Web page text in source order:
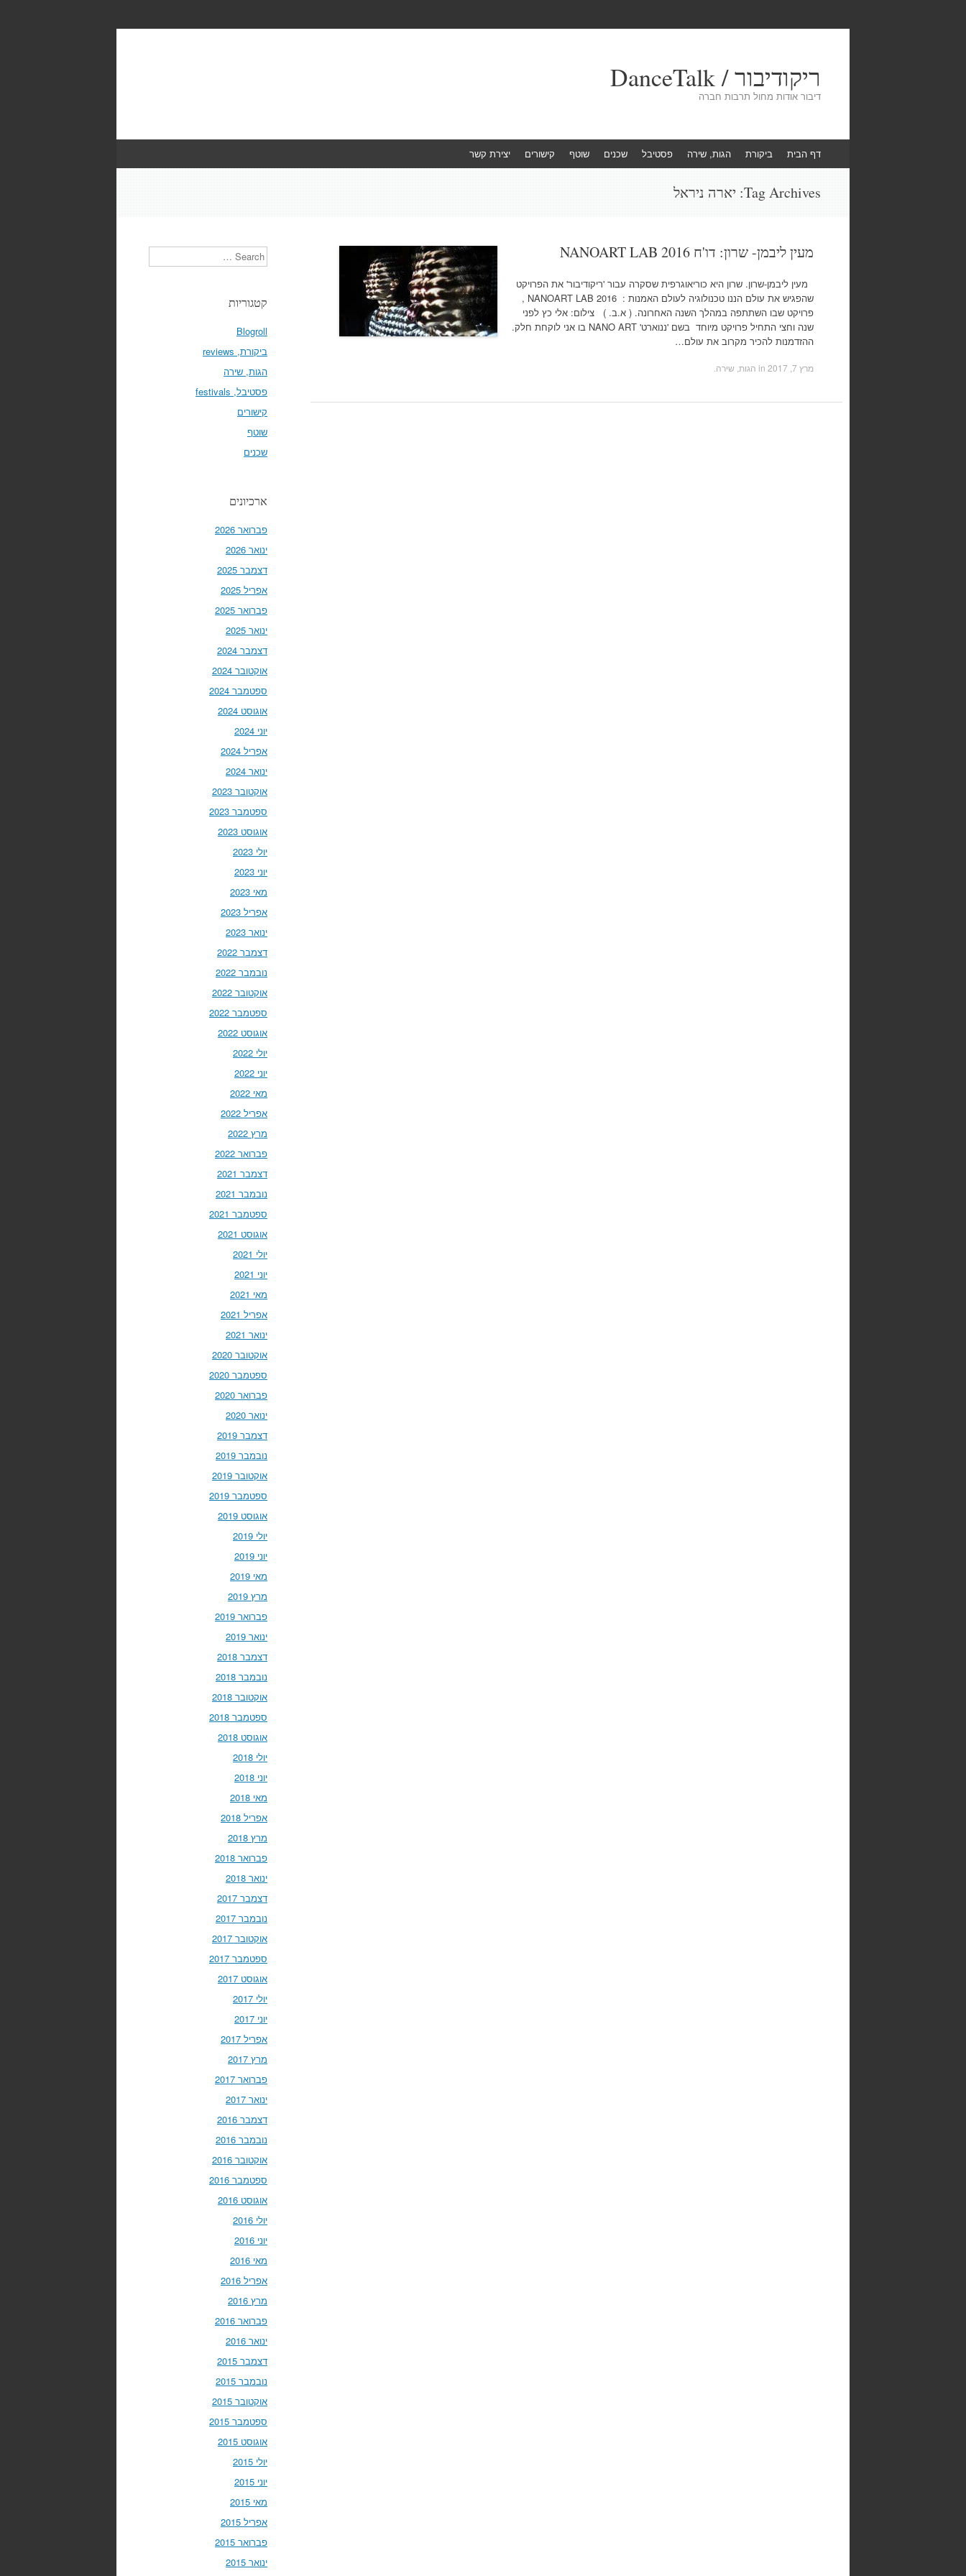
ריקודיבור / DanceTalk
דיבור אודות מחול תרבות חברה
to
דף הבית ביקורת הגות, שירה פסטיבל שכנים שוטף קישורים יצירת קשר
Tag Archives: יארה ניראל
מעין ליבמן- שרון: דו'ח NANOART LAB 2016
מעין ליבמן-שרון. שרון היא כוריאוגרפית שסקרה עבור 'ריקודיבור' את הפרויקט
שהפגיש את עולם הננו טכנולוגיה לעולם האמנות : NANOART LAB 2016 ,
פרויקט שבו השתתפה במהלך השנה האחרונה. ( א.ב. ) צילום: אלי כץ לפני
שנה וחצי התחיל פרויקט מיוחד בשם 'ננוארט' NANO ART בו אני לוקחת חלק.
ההזדמנות להכיר מקרוב את עולם…
מרץ 7, 2017 הגות, שירה
Search
קטגוריות
Blogroll
ביקורת, reviews
הגות, שירה
פסטיבל, festivals
קישורים
שוטף
שכנים
ארכיונים
פברואר 2026
ינואר 2026
דצמבר 2025
אפריל 2025
פברואר 2025
ינואר 2025
דצמבר 2024
אוקטובר 2024
ספטמבר 2024
אוגוסט 2024
יוני 2024
אפריל 2024
ינואר 2024
אוקטובר 2023
ספטמבר 2023
אוגוסט 2023
יולי 2023
יוני 2023
מאי 2023
אפריל 2023
ינואר 2023
דצמבר 2022
נובמבר 2022
אוקטובר 2022
ספטמבר 2022
אוגוסט 2022
יולי 2022
יוני 2022
מאי 2022
אפריל 2022
מרץ 2022
פברואר 2022
דצמבר 2021
נובמבר 2021
ספטמבר 2021
אוגוסט 2021
יולי 2021
יוני 2021
מאי 2021
אפריל 2021
ינואר 2021
אוקטובר 2020
ספטמבר 2020
פברואר 2020
ינואר 2020
דצמבר 2019
נובמבר 2019
אוקטובר 2019
ספטמבר 2019
אוגוסט 2019
יולי 2019
יוני 2019
מאי 2019
מרץ 2019
פברואר 2019
ינואר 2019
דצמבר 2018
נובמבר 2018
אוקטובר 2018
ספטמבר 2018
אוגוסט 2018
יולי 2018
יוני 2018
מאי 2018
אפריל 2018
מרץ 2018
פברואר 2018
ינואר 2018
דצמבר 2017
נובמבר 2017
אוקטובר 2017
ספטמבר 2017
אוגוסט 2017
יולי 2017
יוני 2017
אפריל 2017
מרץ 2017
פברואר 2017
ינואר 2017
דצמבר 2016
נובמבר 2016
אוקטובר 2016
ספטמבר 2016
אוגוסט 2016
יולי 2016
יוני 2016
מאי 2016
אפריל 2016
מרץ 2016
פברואר 2016
ינואר 2016
דצמבר 2015
נובמבר 2015
אוקטובר 2015
ספטמבר 2015
אוגוסט 2015
יולי 2015
יוני 2015
מאי 2015
אפריל 2015
פברואר 2015
ינואר 2015